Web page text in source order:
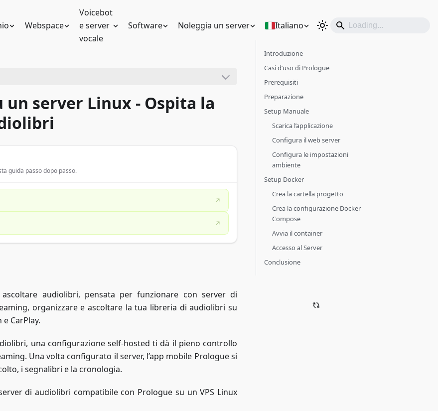
Webspace
Voicebot
e server
vocale
Software Noleggia un server Italiano
server Linux - Ospita la
guida passo dopo passo.
audiolibri, pensata per funzionare con server di
organizzare e ascoltare la tua libreria di audiolibri su
CarPlay.
una configurazione self-hosted ti dà il pieno controllo
Una volta configurato il server, l’app mobile Prologue si
i segnalibri e la cronologia.
di audiolibri compatibile con Prologue su un VPS Linux
Introduzione
Casi d’uso di Prologue
Prerequisiti
Preparazione
Setup Manuale
Scarica l’applicazione
Configura il web server
Configura le impostazioni
ambiente
Setup Docker
Crea la cartella progetto
Crea la configurazione Docker
Compose
Avvia il container
Accesso al Server
Conclusione